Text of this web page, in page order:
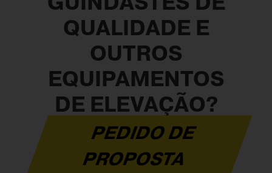
QUALIDADE E
OUTROS
EQUIPAMENTOS
DE ELEVAÇÃO?
PEDIDO DE
PROPOSTA